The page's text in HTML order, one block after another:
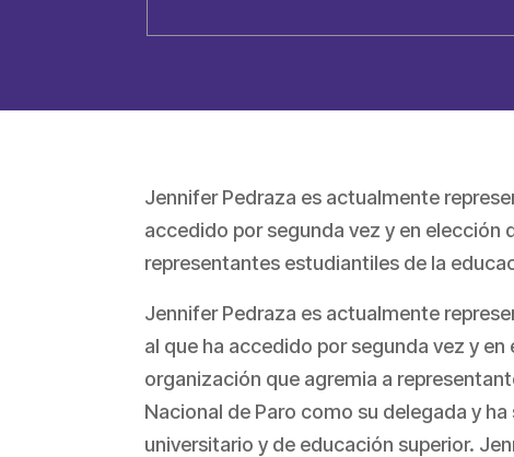
Jennifer Pedraza es actualmente
accedido por segunda vez y en elección
representantes estudiantiles de la
Jennifer Pedraza es actualmente
al que ha accedido por segunda vez y
organización que agremia a
Nacional de Paro como su delegada y
universitario y de educación superior.